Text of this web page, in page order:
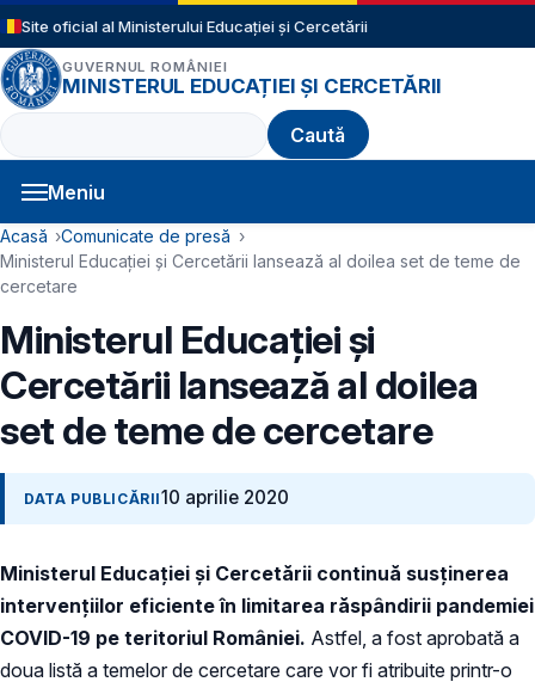
Sari la conținutul principal
Site oficial al Ministerului Educației și Cercetării
GUVERNUL ROMÂNIEI
MINISTERUL EDUCAȚIEI ȘI CERCETĂRII
Caută
Meniu
Navigație principală
Cale de navigare
Acasă
Comunicate de presă
Ministerul Educației și Cercetării lansează al doilea set de teme de
cercetare
Ministerul Educației și
Cercetării lansează al doilea
set de teme de cercetare
DATA PUBLICĂRII10 aprilie 2020
Ministerul Educației și Cercetării continuă susținerea
intervențiilor eficiente în limitarea răspândirii pandemiei
COVID-19 pe teritoriul României. Astfel, a fost aprobată a
doua listă a temelor de cercetare care vor fi atribuite printr-o